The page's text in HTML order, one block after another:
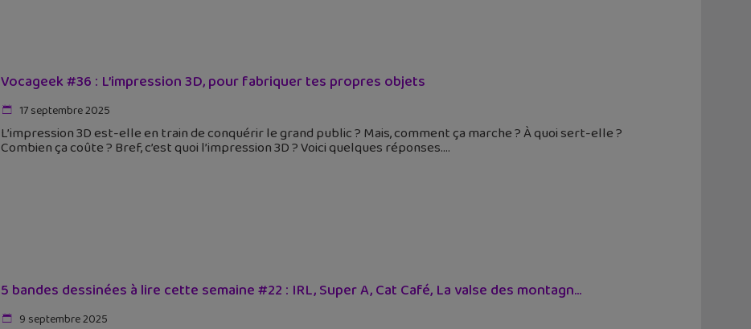
Vocageek #36 : L’impression 3D, pour fabriquer tes propres objets
17 septembre 2025
L’impression 3D est-elle en train de conquérir le grand public ? Mais, comment ça marche ? À quoi sert-elle ?
Combien ça coûte ? Bref, c’est quoi l’impression 3D ? Voici quelques réponses.
5 bandes dessinées à lire cette semaine #22 : IRL, Super A, Cat Café, La valse des montagn...
9 septembre 2025